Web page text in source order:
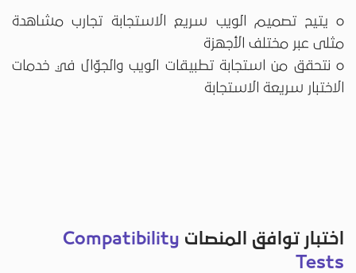
o يتيح تصميم الويب سريع الاستجابة تجارب مشاهدة
مثلى عبر مختلف الأجهزة
o نتحقق من استجابة تطبيقات الويب والجوّال في خدمات
الاختبار سريعة الاستجابة
اختبار توافق المنصات Compatibility
Tests